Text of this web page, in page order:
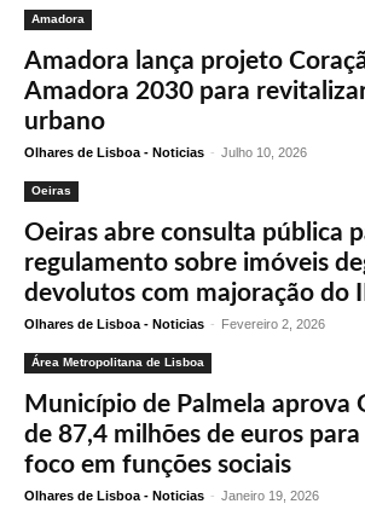
Amadora
Amadora lança projeto
Amadora 2030 para
urbano
Olhares de Lisboa - Noticias - Julho 10, 2026
Oeiras
Oeiras abre consulta pública
regulamento sobre imóveis
devolutos com majoração do
Olhares de Lisboa - Noticias - Fevereiro 2, 2026
Área Metropolitana de Lisboa
Município de Palmela aprova
de 87,4 milhões de euros
foco em funções sociais
Olhares de Lisboa - Noticias - Janeiro 19, 2026